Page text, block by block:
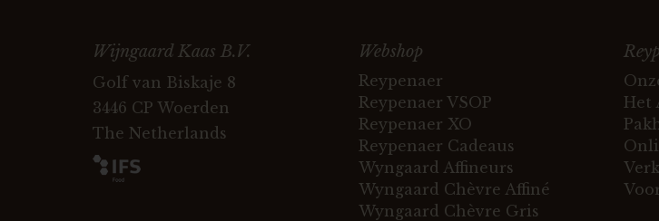
Wijngaard Kaas B.V.
Golf van Biskaje 8
3446 CP Woerden
The Netherlands
Webshop
Reypenaer
Reypenaer VSOP
Reypenaer XO
Reypenaer Cadeaus
Wyngaard Affineurs
Wyngaard Chèvre Affiné
Wyngaard Chèvre Gris
Het